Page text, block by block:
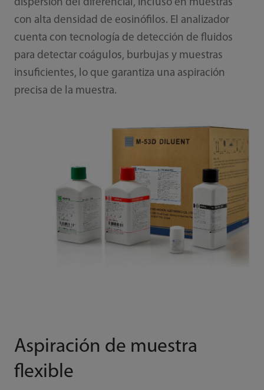
dispersión del diferencial, incluso en muestras
con alta densidad de eosinófilos. El analizador
cuenta con tecnología de detección de fluidos
para detectar coágulos, burbujas y muestras
insuficientes, lo que garantiza una aspiración
precisa de la muestra.
Aspiración de muestra
flexible